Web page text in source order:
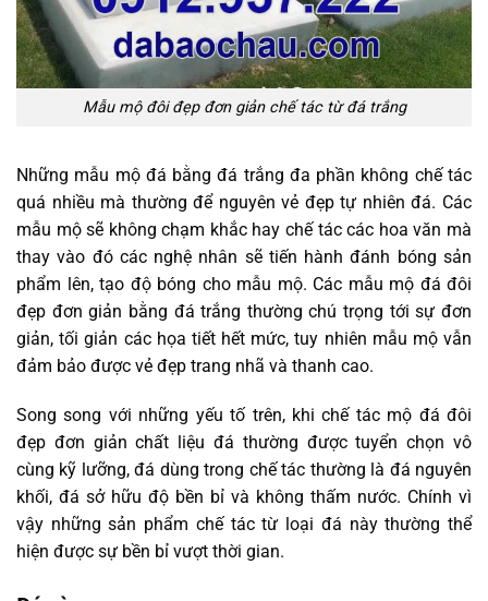
Mẫu mộ đôi đẹp đơn giản chế tác từ đá trắng
Những mẫu mộ đá bằng đá trắng đa phần không chế tác
quá nhiều mà thường để nguyên vẻ đẹp tự nhiên đá. Các
mẫu mộ sẽ không chạm khắc hay chế tác các hoa văn mà
thay vào đó các nghệ nhân sẽ tiến hành đánh bóng sản
phẩm lên, tạo độ bóng cho mẫu mộ. Các mẫu mộ đá đôi
đẹp đơn giản bằng đá trắng thường chú trọng tới sự đơn
giản, tối giản các họa tiết hết mức, tuy nhiên mẫu mộ vẫn
đảm bảo được vẻ đẹp trang nhã và thanh cao.
Song song với những yếu tố trên, khi chế tác mộ đá đôi
đẹp đơn giản chất liệu đá thường được tuyển chọn vô
cùng kỹ lưỡng, đá dùng trong chế tác thường là đá nguyên
khối, đá sở hữu độ bền bỉ và không thấm nước. Chính vì
vậy những sản phẩm chế tác từ loại đá này thường thể
hiện được sự bền bỉ vượt thời gian.